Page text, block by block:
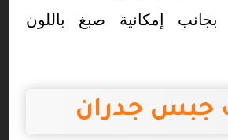
بجانب إمكانية صبغ باللون
جبس جدران